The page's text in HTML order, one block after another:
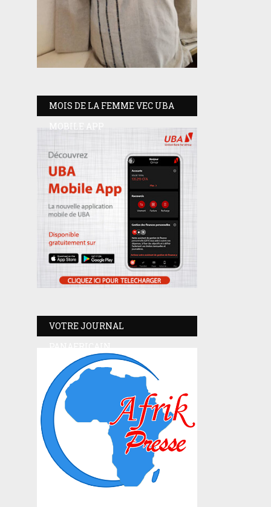
MOIS DE LA FEMME VEC UBA
MOBILE APP
VOTRE JOURNAL